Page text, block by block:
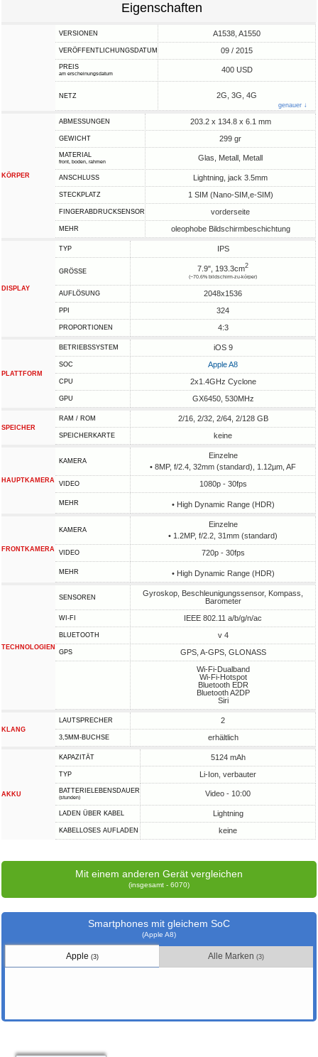
Eigenschaften
VERSIONEN A1538, A1550
VERÖFFENTLICHUNGSDATUM 09 / 2015
PREIS
am erscheinungsdatum 400 USD
NETZ 2G, 3G, 4G
genauer ↓
KÖRPER
ABMESSUNGEN 203.2 x 134.8 x 6.1 mm
GEWICHT 299 gr
MATERIAL
front, boden, rahmen Glas, Metall, Metall
ANSCHLUSS Lightning, jack 3.5mm
STECKPLATZ 1 SIM (Nano-SIM,e-SIM)
FINGERABDRUCKSENSOR vorderseite
MEHR oleophobe Bildschirmbeschichtung
DISPLAY
TYP IPS
GRÖSSE 7.9", 193.3cm2
(~70.6% bildschirm-zu-körper)
AUFLÖSUNG 2048x1536
PPI 324
PROPORTIONEN 4:3
PLATTFORM
BETRIEBSSYSTEM iOS 9
SOC Apple A8
CPU 2x1.4GHz Cyclone
GPU GX6450, 530MHz
SPEICHER
RAM / ROM 2/16, 2/32, 2/64, 2/128 GB
SPEICHERKARTE keine
HAUPTKAMERA
KAMERA
Einzelne
• 8MP, f/2.4, 32mm (standard), 1.12µm, AF
VIDEO 1080p - 30fps
MEHR • High Dynamic Range (HDR)
FRONTKAMERA
KAMERA
Einzelne
• 1.2MP, f/2.2, 31mm (standard)
VIDEO 720p - 30fps
MEHR • High Dynamic Range (HDR)
TECHNOLOGIEN
SENSOREN
Gyroskop, Beschleunigungssensor, Kompass,
Barometer
WI-FI IEEE 802.11 a/b/g/n/ac
BLUETOOTH v 4
GPS
GPS, A-GPS, GLONASS
Wi-Fi-Dualband
Wi-Fi-Hotspot
Bluetooth EDR
Bluetooth A2DP
Siri
KLANG
LAUTSPRECHER 2
3,5MM-BUCHSE erhältlich
AKKU
KAPAZITÄT 5124 mAh
TYP Li-Ion, verbauter
BATTERIELEBENSDAUER
(stunden) Video - 10:00
LADEN ÜBER KABEL Lightning
KABELLOSES AUFLADEN keine
Mit einem anderen Gerät vergleichen
(insgesamt - 6070)
Smartphones mit gleichem SoC
(Apple A8)
Apple (3) Alle Marken(3)